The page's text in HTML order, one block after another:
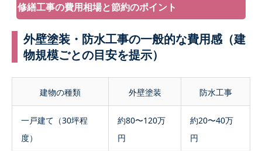
修繕工事の費用相場と節約のポイント
外壁塗装・防水工事の一般的な費用感（建
物規模ごとの目安を提示）
建物の種類 外壁塗装 防水工事
一戸建て（30坪程
度）
約80〜120万
円
約20〜40万
円